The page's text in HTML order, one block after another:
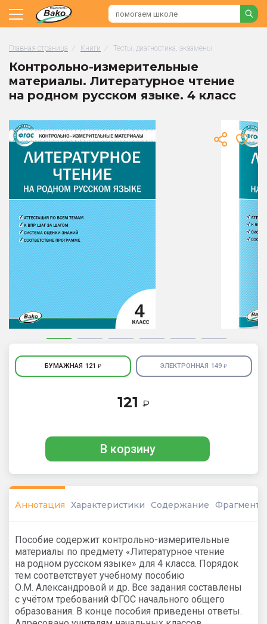
Главная страница / Книги / Тесты, диагностика, экзамены
Контрольно-измерительные
материалы. Литературное чтение
на родном русском языке. 4 класс
БУМАЖНАЯ 121 ₽ ЭЛЕКТРОННАЯ 149₽
121 ₽
В корзину
Аннотация Характеристики Содержание Фрагмент
Пособие содержит контрольно-измерительные
материалы по предмету «Литературное чтение
на родном русском языке» для 4 класса. Порядок
тем соответствует учебному пособию
О.М. Александровой и др. Все задания составлены
с учётом требований ФГОС начального общего
образования. В конце пособия приведены ответы.